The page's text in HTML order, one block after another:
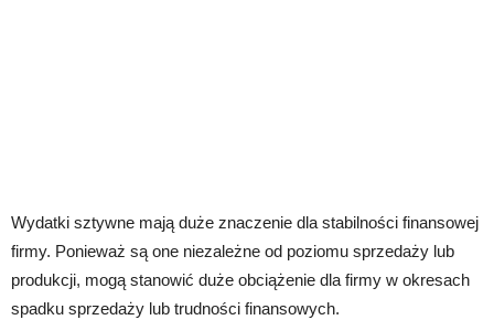
Wydatki sztywne mają duże znaczenie dla stabilności finansowej
firmy. Ponieważ są one niezależne od poziomu sprzedaży lub
produkcji, mogą stanowić duże obciążenie dla firmy w okresach
spadku sprzedaży lub trudności finansowych.